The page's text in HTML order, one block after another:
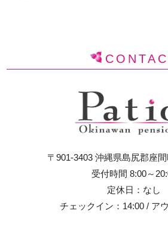
〒901-3403 沖縄県島尻郡座
受付時間 8:00～
定休日：なし
チェックイン：14:00 / ア